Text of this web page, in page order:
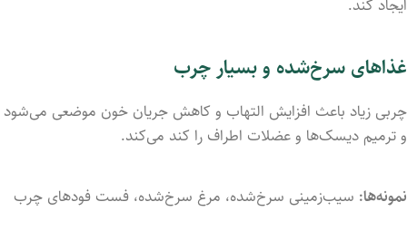
ایجاد کند.
غذاهای سرخ‌شده و بسیار چرب
چربی زیاد باعث افزایش التهاب و کاهش جریان خون موضعی می‌شود
و ترمیم دیسک‌ها و عضلات اطراف را کند می‌کند.
نمونه‌ها: سیب‌زمینی سرخ‌شده، مرغ سرخ‌شده، فست فودهای چرب